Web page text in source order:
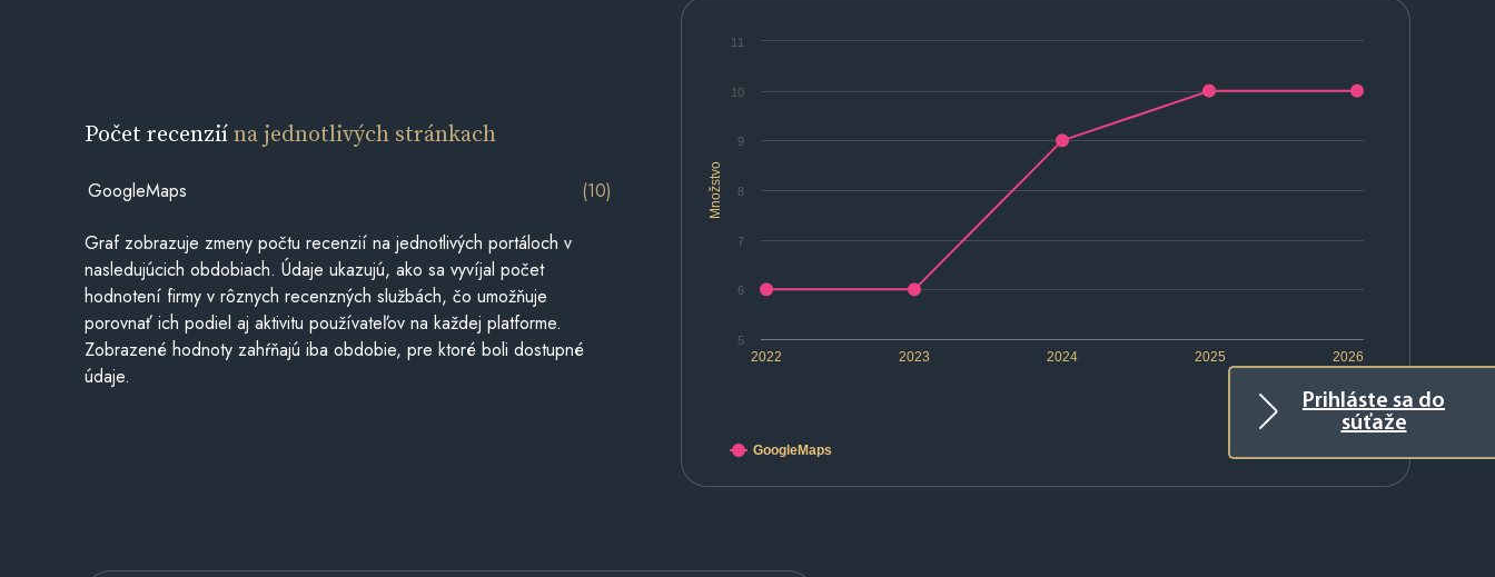
Prihláste sa do
súťaže
Množstvo
2022 2023 2024 2025 2026
5
6
7
8
9
10
11
GoogleMaps
Počet recenziína jednotlivých stránkach
GoogleMaps (10)
Graf zobrazuje zmeny počtu recenzií na jednotlivých portáloch v
nasledujúcich obdobiach. Údaje ukazujú, ako sa vyvíjal počet
hodnotení firmy v rôznych recenzných službách, čo umožňuje
porovnať ich podiel aj aktivitu používateľov na každej platforme.
Zobrazené hodnoty zahŕňajú iba obdobie, pre ktoré boli dostupné
údaje.